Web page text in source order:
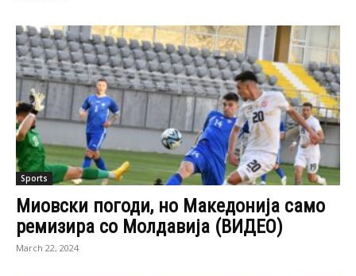
Sports
Миовски погоди, но Македонија само
ремизира со Молдавија (ВИДЕО)
March 22, 2024